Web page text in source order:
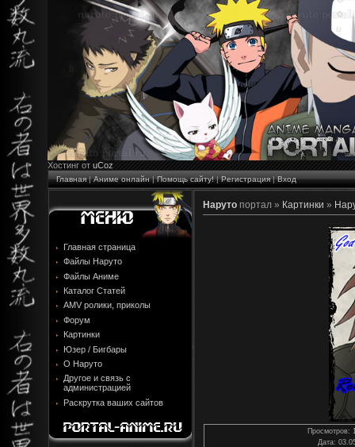
Хостинг от uCoz
Главная|Аниме онлайн|Помощь сайту!|Регистрация|Вход
Главная страница
Файлы Наруто
Файлы Аниме
Каталог Статей
AMV ролики, приколы
Форум
Картинки
Юзер / Бигбары
О Наруто
Другое и связь с
администрацией
Раскрутка ваших сайтов
Наруто портал » Картинки »
Просмотров:
Дата: